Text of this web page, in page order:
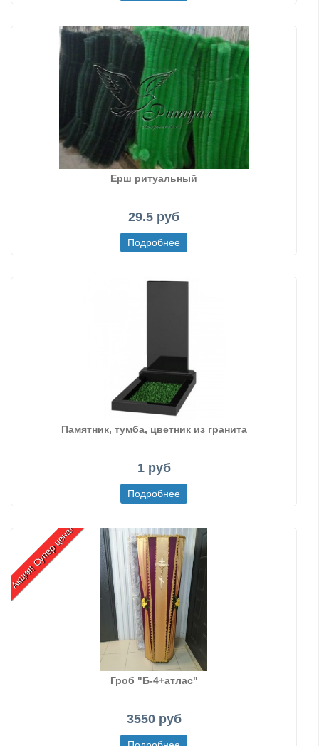
Ерш ритуальный
29.5 руб
Памятник, тумба, цветник из гранита
1 руб
Акция! Супер цена!
Гроб "Б-4+атлас"
3550 руб